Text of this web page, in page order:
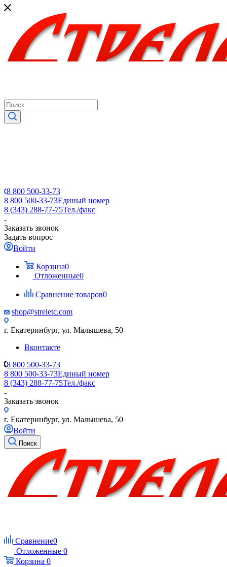
8 800 500-33-73
8 800 500-33-73Единый номер
8 (343) 288-77-75Тел./факс
Заказать звонок
Задать вопрос
Войти
Корзина0
Отложенные0
Сравнение товаров0
shop@streletc.com
г. Екатеринбург, ул. Малышева, 50
Вконтакте
8 800 500-33-73
8 800 500-33-73Единый номер
8 (343) 288-77-75Тел./факс
Заказать звонок
г. Екатеринбург, ул. Малышева, 50
Войти
Поиск
Сравнение0
Отложенные 0
Корзина 0